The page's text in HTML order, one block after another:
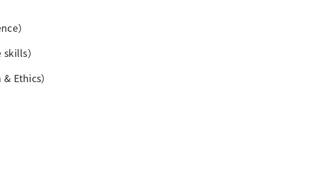
）
）
Ethics）